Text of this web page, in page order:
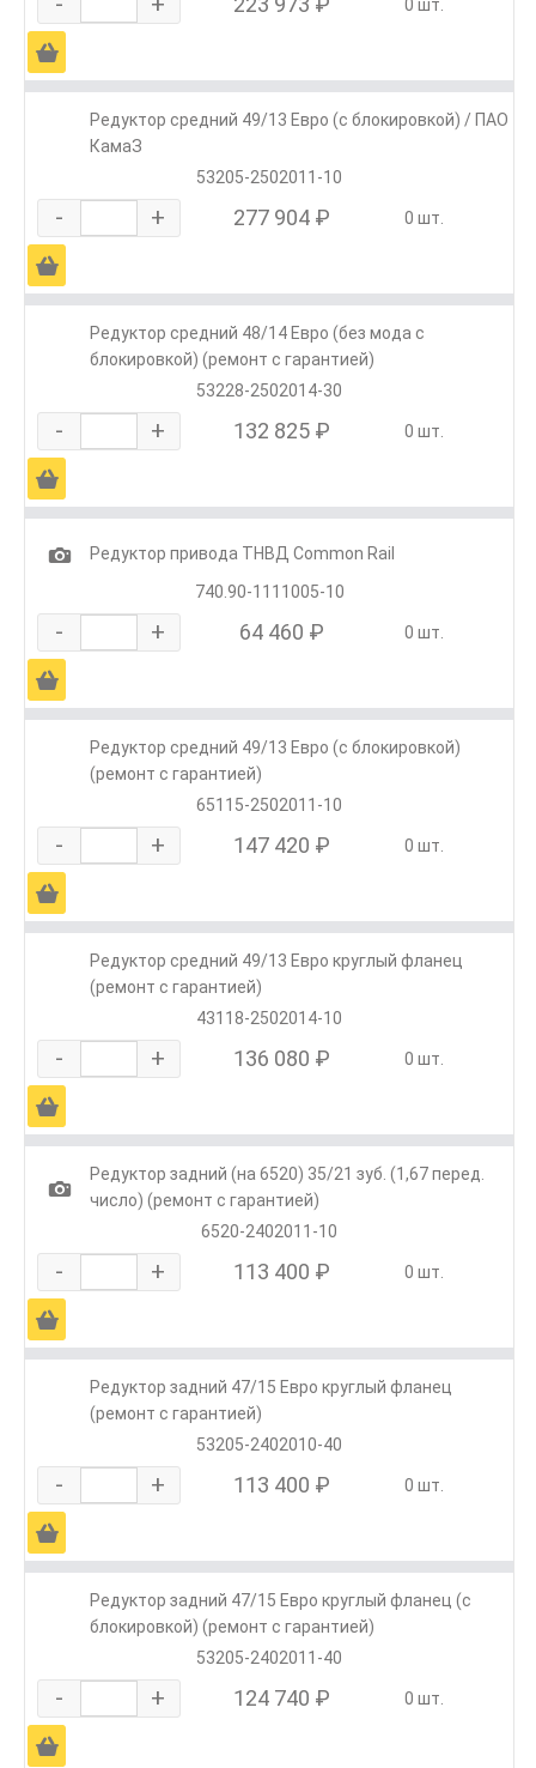
0 шт.
Ä
Редуктор средний 49/13 Евро (с блокировкой) / ПАО
КамаЗ
53205-2502011-10
- + 277 904 ₽ 0 шт.
Ä
Редуктор средний 48/14 Евро (без мода с
блокировкой) (ремонт с гарантией)
53228-2502014-30
- + 132 825 ₽ 0 шт.
Ä
1
Редуктор привода ТНВД Common Rail
740.90-1111005-10
- + 64 460 ₽ 0 шт.
Ä
Редуктор средний 49/13 Евро (с блокировкой)
(ремонт с гарантией)
65115-2502011-10
- + 147 420 ₽ 0 шт.
Ä
Редуктор средний 49/13 Евро круглый фланец
(ремонт с гарантией)
43118-2502014-10
- + 136 080 ₽ 0 шт.
Ä
1
Редуктор задний (на 6520) 35/21 зуб. (1,67 перед.
число) (ремонт с гарантией)
6520-2402011-10
- + 113 400 ₽ 0 шт.
Ä
Редуктор задний 47/15 Евро круглый фланец
(ремонт с гарантией)
53205-2402010-40
- + 113 400 ₽ 0 шт.
Ä
Редуктор задний 47/15 Евро круглый фланец (с
блокировкой) (ремонт с гарантией)
53205-2402011-40
- + 124 740 ₽ 0 шт.
Ä